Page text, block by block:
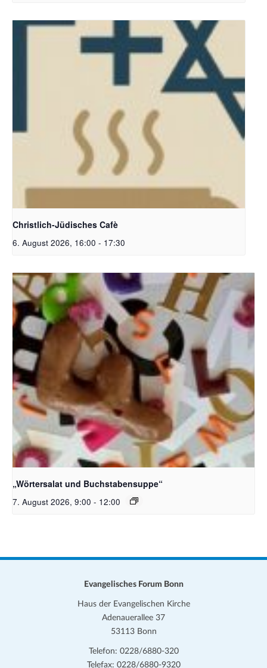
Christlich-Jüdisches Cafè
6. August 2026, 16:00 - 17:30
Bildquelle_ Pixabay Free_Christoph Meinersmann
„Wörtersalat und Buchstabensuppe“
7. August 2026, 9:00 - 12:00
Evangelisches Forum Bonn
Haus der Evangelischen Kirche
Adenauerallee 37
53113 Bonn
Telefon: 0228/6880-320
Telefax: 0228/6880-9320